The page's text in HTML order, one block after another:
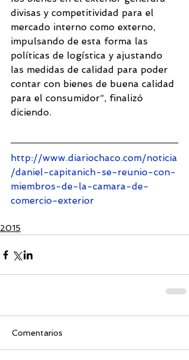
divisas y competitividad para el
mercado interno como externo,
impulsando de esta forma las
políticas de logística y ajustando
las medidas de calidad para poder
contar con bienes de buena calidad
para el consumidor”, finalizó
diciendo.
http://www.diariochaco.com/noticia
/daniel-capitanich-se-reunio-con-
miembros-de-la-camara-de-
comercio-exterior
2015
Comentarios